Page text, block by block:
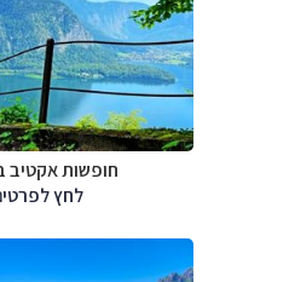
חופשות אקטיב
לחץ